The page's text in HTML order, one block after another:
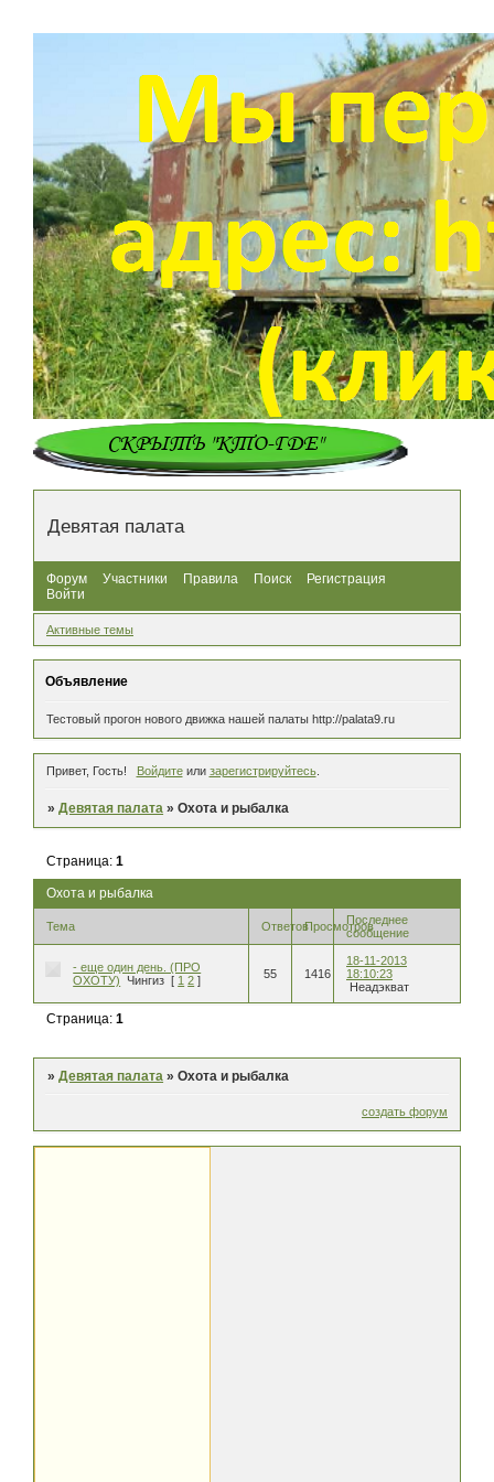
Девятая палата
Форум Участники Правила Поиск
Регистрация
Войти
Активные темы
Объявление
Тестовый прогон нового движка нашей палаты http://palata9.ru
Привет, Гость! Войдитеили зарегистрируйтесь.
»Девятая палата »Охота и рыбалка
Охота и рыбалка
Страница:1
Тема ОтветовПросмотровПоследнее
сообщение
- еще один день. (ПРО
ОХОТУ)
Чингиз [ 1 2 ] 55 1416
18-11-2013
18:10:23
Неадэкват
Страница:1
»Девятая палата »Охота и рыбалка
создать форум